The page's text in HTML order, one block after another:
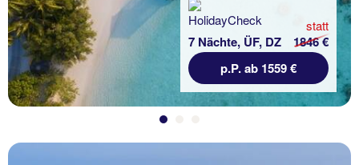
7 Nächte, ÜF, DZ
statt
1846 €
p.P. ab 1559 €